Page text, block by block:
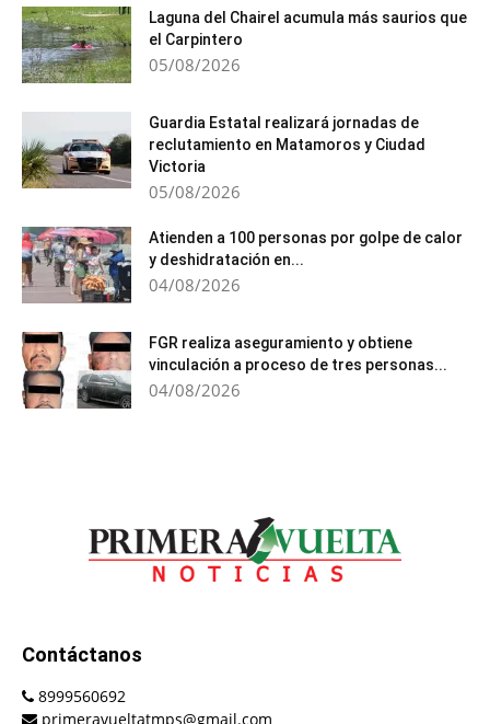
Laguna del Chairel acumula más saurios que
el Carpintero
05/08/2026
Guardia Estatal realizará jornadas de
reclutamiento en Matamoros y Ciudad
Victoria
05/08/2026
Atienden a 100 personas por golpe de calor
y deshidratación en...
04/08/2026
FGR realiza aseguramiento y obtiene
vinculación a proceso de tres personas...
04/08/2026
Contáctanos
8999560692
primeravueltatmps@gmail.com